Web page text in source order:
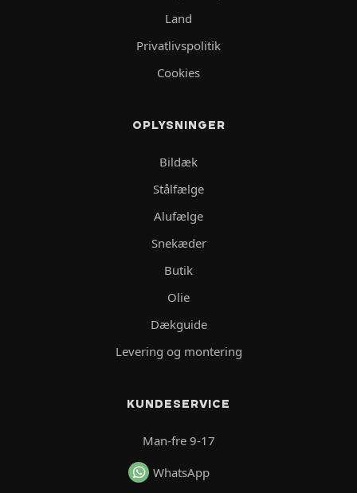
Land
Privatlivspolitik
Cookies
OPLYSNINGER
Bildæk
Stålfælge
Alufælge
Snekæder
Butik
Olie
Dækguide
Levering og montering
KUNDESERVICE
Man-fre 9-17
WhatsApp